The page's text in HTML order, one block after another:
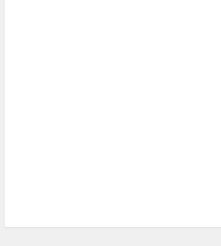
PUERTO DE VALENCIA (1)